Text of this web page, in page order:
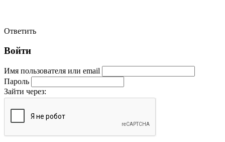
Ответить
Войти
Имя пользователя или email
Пароль
Зайти через: